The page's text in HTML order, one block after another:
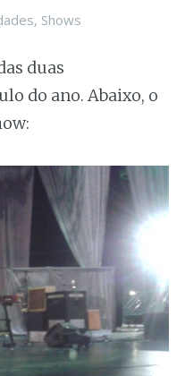
, Shows
duas
do ano. Abaixo, o